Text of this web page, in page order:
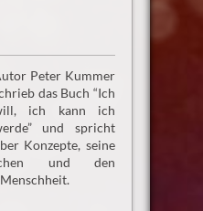
Peter Kummer
das Buch “Ich
ich kann ich
und spricht
Konzepte, seine
und den